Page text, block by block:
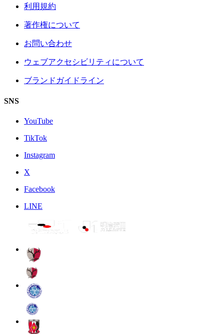
利用規約
著作権について
お問い合わせ
ウェブアクセシビリティについて
ブランドガイドライン
SNS
YouTube
TikTok
Instagram
X
Facebook
LINE